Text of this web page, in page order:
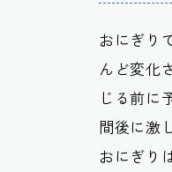
おにぎり
んど変化
じる前に
間後に激
おにぎり